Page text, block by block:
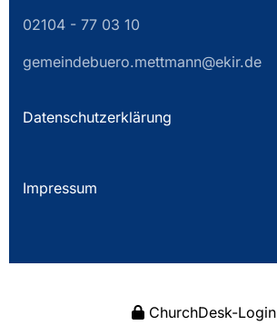
02104 - 77 03 10
gemeindebuero.mettmann@ekir.de
Datenschutzerklärung
Impressum
ChurchDesk-Login